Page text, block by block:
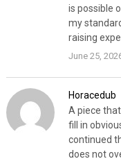
is possible
my
raising
June 25,
Horacedub
A piece
fill in
continued
does not